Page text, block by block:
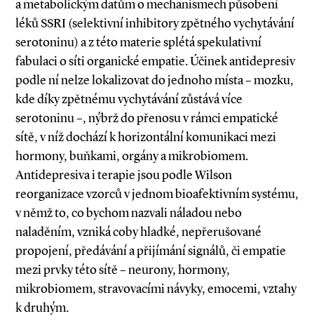
a metabolickým datům o mechanismech působení
léků SSRI (selektivní inhibitory zpětného vychytávání
serotoninu) a z této materie splétá spekulativní
fabulaci o síti organické empatie. Účinek antidepresiv
podle ní nelze lokalizovat do jednoho místa – mozku,
kde díky zpětnému vychytávání zůstává více
serotoninu –, nýbrž do přenosu v rámci empatické
sítě, v níž dochází k horizontální komunikaci mezi
hormony, buňkami, orgány a mikrobiomem.
Antidepresiva i terapie jsou podle Wilson
reorganizace vzorců v jednom bioafektivním systému,
v němž to, co bychom nazvali náladou nebo
naladěním, vzniká coby hladké, nepřerušované
propojení, předávání a přijímání signálů, či empatie
mezi prvky této sítě – neurony, hormony,
mikrobiomem, stravovacími návyky, emocemi, vztahy
k druhým.